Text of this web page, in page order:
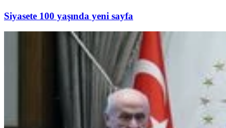
Siyasete 100 yaşında yeni sayfa